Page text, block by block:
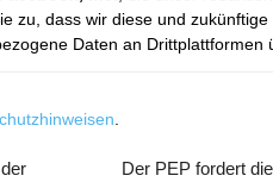
zu, dass wir diese und
Daten an Drittplattformen
Der PEP fordert